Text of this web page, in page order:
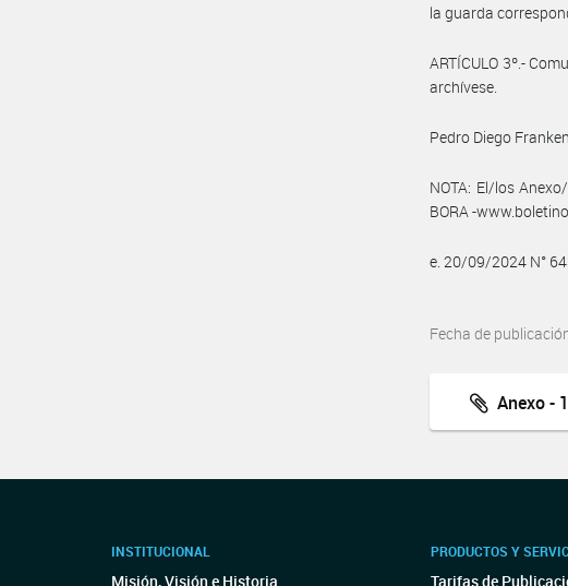
la guarda
ARTÍCULO 3º.-
archívese.
Pedro Diego
NOTA: El/los
BORA -
e. 20/09/2024 N°
Fecha de
Anexo - 1
INSTITUCIONAL
Misión, Visión e Historia
PRODUCTOS Y
Tarifas de